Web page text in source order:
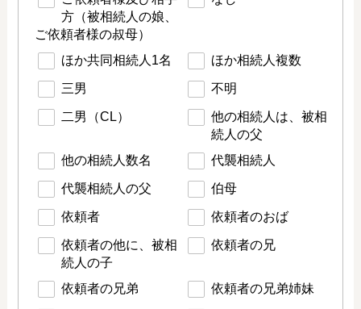
方（被相続人の娘、
ご依頼者様の叔母）
ほか共同相続人1名 ほか相続人複数
三男 不明
二男（CL）
他の相続人は、被相
続人の父
他の相続人数名
代襲相続人
代襲相続人の父 伯母
依頼者 依頼者のおば
依頼者の他に、被相
続人の子
依頼者の兄
依頼者の兄弟 依頼者の兄弟姉妹